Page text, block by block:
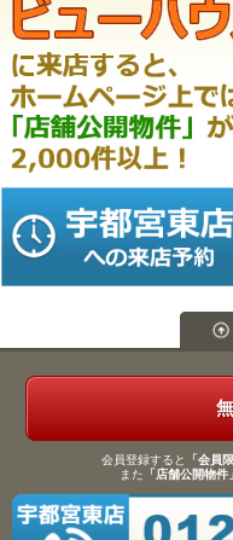
会員登録すると 「会員
また 「店舗公開物件」